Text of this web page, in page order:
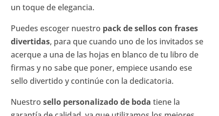
un toque de elegancia.
Puedes escoger nuestro pack de sellos con frases
divertidas, para que cuando uno de los invitados se
acerque a una de las hojas en blanco de tu libro de
firmas y no sabe que poner, empiece usando ese
sello divertido y continúe con la dedicatoria.
Nuestrosello personalizado de boda tiene la